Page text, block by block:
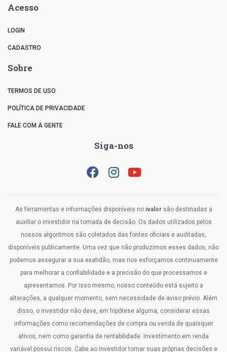
Acesso
LOGIN
CADASTRO
Sobre
TERMOS DE USO
POLÍTICA DE PRIVACIDADE
FALE COM A GENTE
Siga-nos
As ferramentas e informações disponíveis no ivalorsão destinadas a
auxiliar o investidor na tomada de decisão. Os dados utilizados pelos
nossos algoritmos são coletados das fontes oficiais e auditadas,
disponíveis publicamente. Uma vez que não produzimos esses dados, não
podemos assegurar a sua exatidão, mas nos esforçamos continuamente
para melhorar a confiabilidade e a precisão do que processamos e
apresentamos. Por isso mesmo, nosso conteúdo está sujeito a
alterações, a qualquer momento, sem necessidade de aviso prévio. Além
disso, o investidor não deve, em hipótese alguma, considerar essas
informações como recomendações de compra ou venda de quaisquer
ativos, nem como garantia de rentabilidade. Investimento em renda
variável possui riscos. Cabe ao investidor tomar suas próprias decisões e